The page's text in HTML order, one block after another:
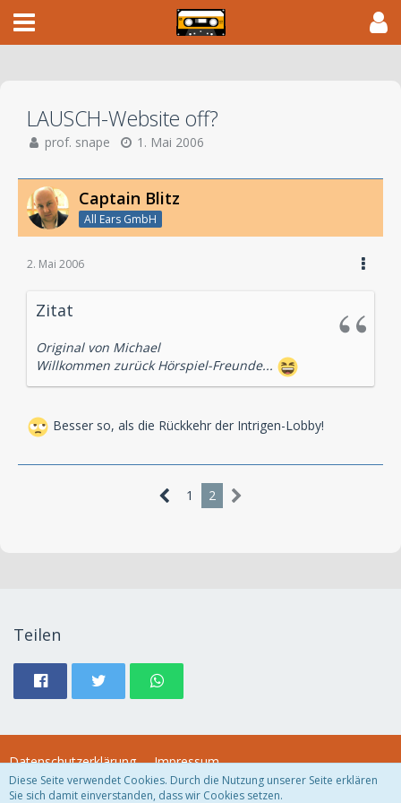
LAUSCH-Website off?
prof. snape 1. Mai 2006
Captain Blitz
All Ears GmbH
2. Mai 2006
Zitat
Original von Michael
Willkommen zurück Hörspiel-Freunde...
Besser so, als die Rückkehr der Intrigen-Lobby!
1 2
Teilen
Datenschutzerklärung Impressum
Diese Seite verwendet Cookies. Durch die Nutzung unserer Seite erklären
Sie sich damit einverstanden, dass wir Cookies setzen.